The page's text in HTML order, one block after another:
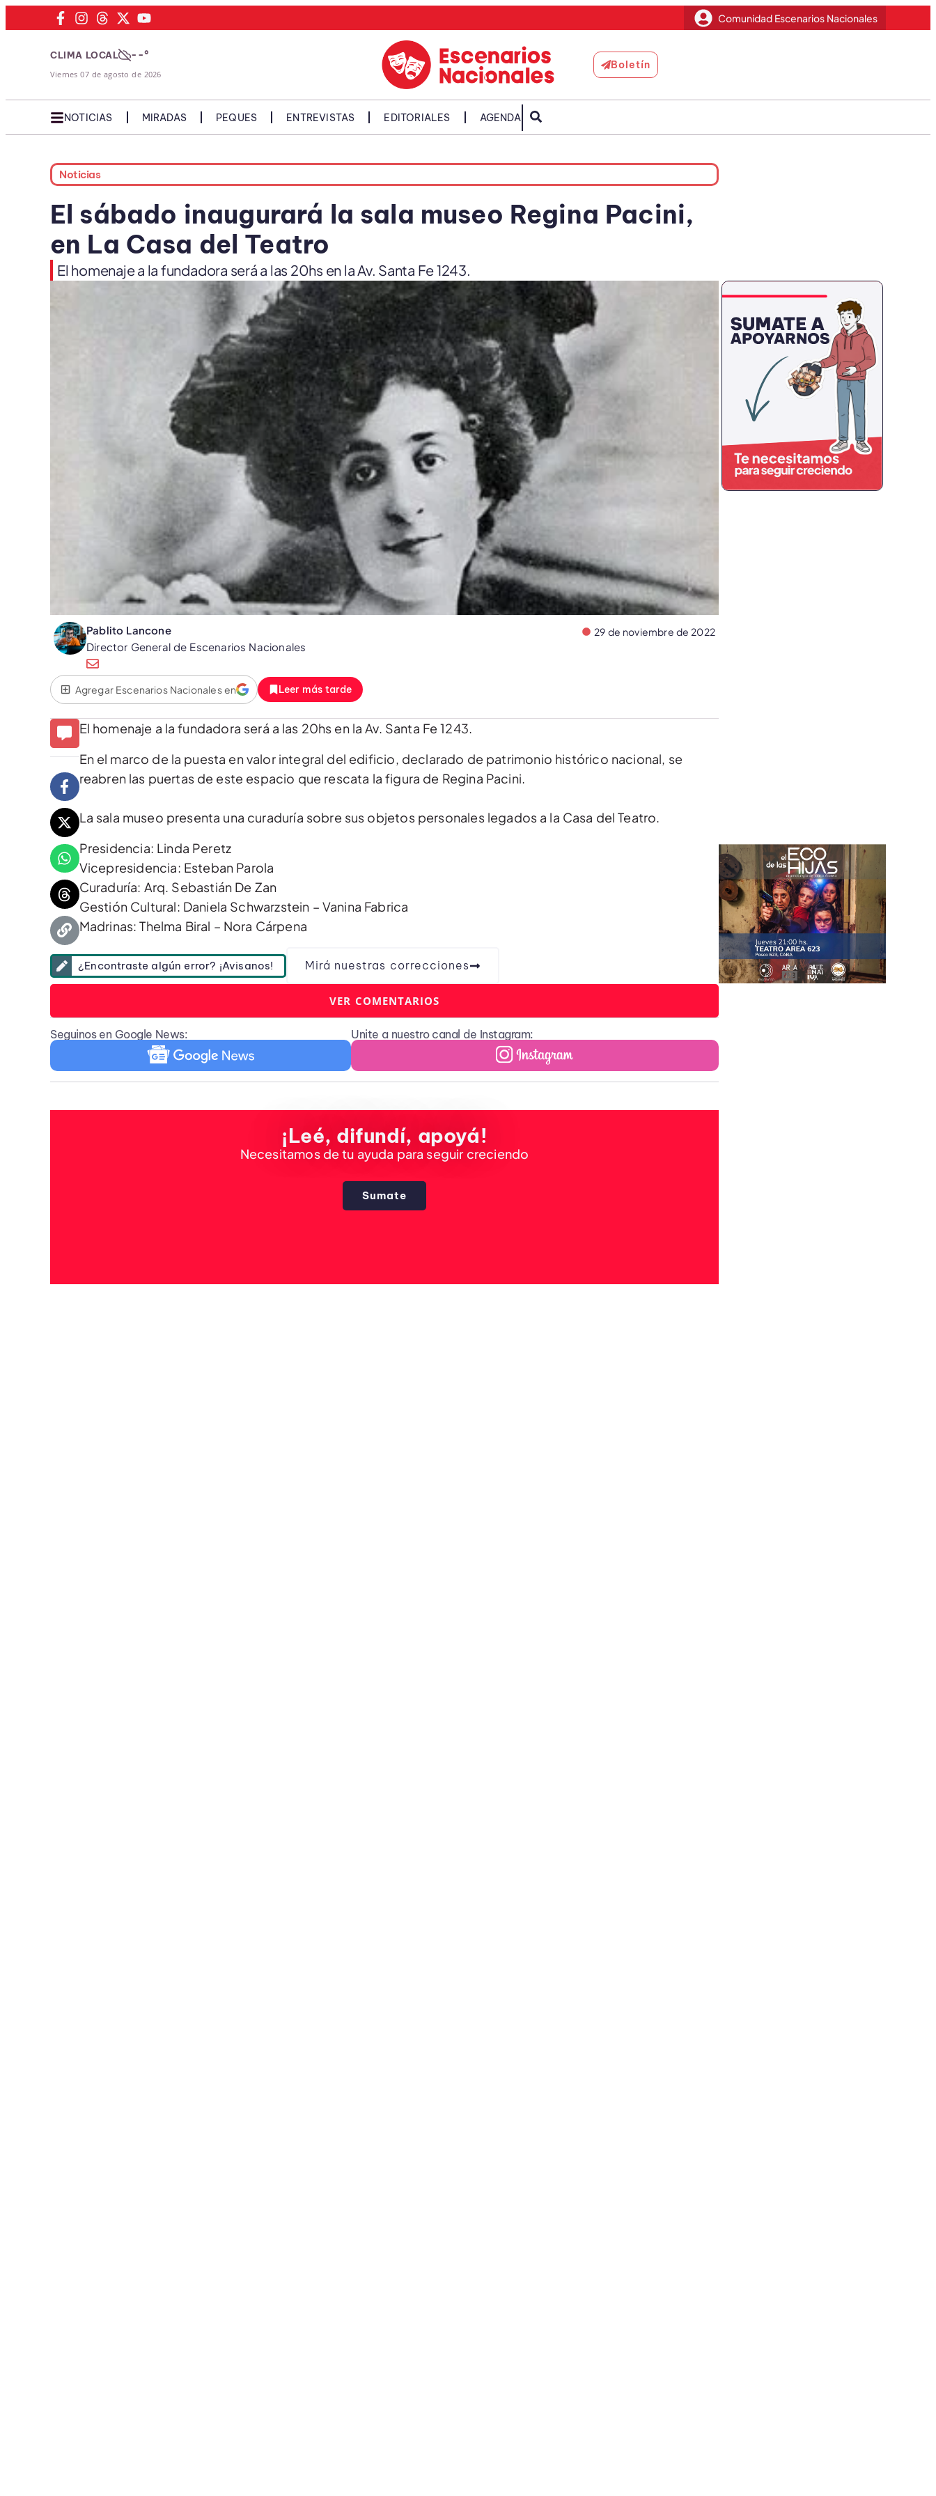
Comunidad Escenarios Nacionales
CLIMA LOCAL --°
Viernes 07 de agosto de 2026
Boletín
NOTICIAS MIRADAS PEQUES ENTREVISTAS EDITORIALES AGENDA
Noticias
El sábado inaugurará la sala museo Regina Pacini,
en La Casa del Teatro
El homenaje a la fundadora será a las 20hs en la Av. Santa Fe 1243.
Pablito Lancone
Director General de Escenarios Nacionales
29 de noviembre de 2022
Agregar Escenarios Nacionales en Leer más tarde
El homenaje a la fundadora será a las 20hs en la Av. Santa Fe 1243.
En el marco de la puesta en valor integral del edificio, declarado de patrimonio histórico nacional, se
reabren las puertas de este espacio que rescata la figura de Regina Pacini.
La sala museo presenta una curaduría sobre sus objetos personales legados a la Casa del Teatro.
Presidencia: Linda Peretz
Vicepresidencia: Esteban Parola
Curaduría: Arq. Sebastián De Zan
Gestión Cultural: Daniela Schwarzstein – Vanina Fabrica
Madrinas: Thelma Biral – Nora Cárpena
¿Encontraste algún error? ¡Avisanos! Mirá nuestras correcciones
VER COMENTARIOS
Seguinos en Google News: Unite a nuestro canal de Instagram:
¡Leé, difundí, apoyá!
Necesitamos de tu ayuda para seguir creciendo
Sumate